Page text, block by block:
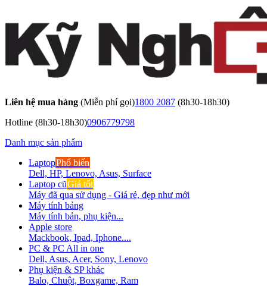
Liên hệ mua hàng (Miễn phí gọi)1800 2087 (8h30-18h30)
Hotline (8h30-18h30)0906779798
Danh mục sản phẩm
LaptopPhổ biến
Dell, HP, Lenovo, Asus, Surface
Laptop cũGiá tốt
Máy đã qua sử dụng - Giá rẻ, đẹp như mới
Máy tính bảng
Máy tính bản, phụ kiện...
Apple store
Mackbook, Ipad, Iphone....
PC & PC All in one
Dell, Asus, Acer, Sony, Lenovo
Phụ kiện & SP khác
Balo, Chuột, Boxgame, Ram